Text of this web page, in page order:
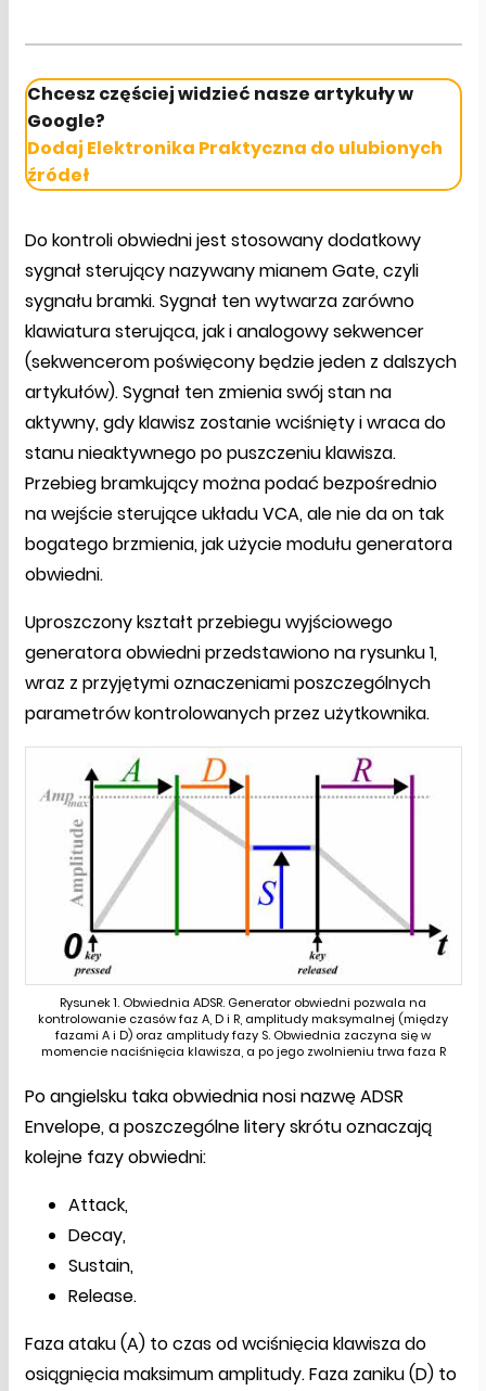
Chcesz częściej widzieć nasze artykuły w
Google?
Dodaj Elektronika Praktyczna do ulubionych
źródeł
Do kontroli obwiedni jest stosowany dodatkowy
sygnał sterujący nazywany mianem Gate, czyli
sygnału bramki. Sygnał ten wytwarza zarówno
klawiatura sterująca, jak i analogowy sekwencer
(sekwencerom poświęcony będzie jeden z dalszych
artykułów). Sygnał ten zmienia swój stan na
aktywny, gdy klawisz zostanie wciśnięty i wraca do
stanu nieaktywnego po puszczeniu klawisza.
Przebieg bramkujący można podać bezpośrednio
na wejście sterujące układu VCA, ale nie da on tak
bogatego brzmienia, jak użycie modułu generatora
obwiedni.
Uproszczony kształt przebiegu wyjściowego
generatora obwiedni przedstawiono na rysunku 1,
wraz z przyjętymi oznaczeniami poszczególnych
parametrów kontrolowanych przez użytkownika.
Rysunek 1. Obwiednia ADSR. Generator obwiedni pozwala na
kontrolowanie czasów faz A, D i R, amplitudy maksymalnej (między
fazami A i D) oraz amplitudy fazy S. Obwiednia zaczyna się w
momencie naciśnięcia klawisza, a po jego zwolnieniu trwa faza R
Po angielsku taka obwiednia nosi nazwę ADSR
Envelope, a poszczególne litery skrótu oznaczają
kolejne fazy obwiedni:
Attack,
Decay,
Sustain,
Release.
Faza ataku (A) to czas od wciśnięcia klawisza do
osiągnięcia maksimum amplitudy. Faza zaniku (D) to